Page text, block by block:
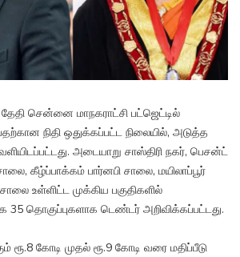
சென்னை மாநகராட்சி பட்ஜெட்டில்
நிதி ஒதுக்கப்பட்ட நிலையில், அடுத்த
அடையாறு சாஸ்திரி நகர், பெசன்ட்
கீழ்ப்பாக்கம் பார்னபி சாலை, மயிலாப்பூர்
உள்ளிட்ட முக்கிய பகுதிகளில்
தொகுப்புகளாக டெண்டர் அறிவிக்கப்பட்டது.
ரூ.8 கோடி முதல் ரூ.9 கோடி வரை மதிப்பீடு